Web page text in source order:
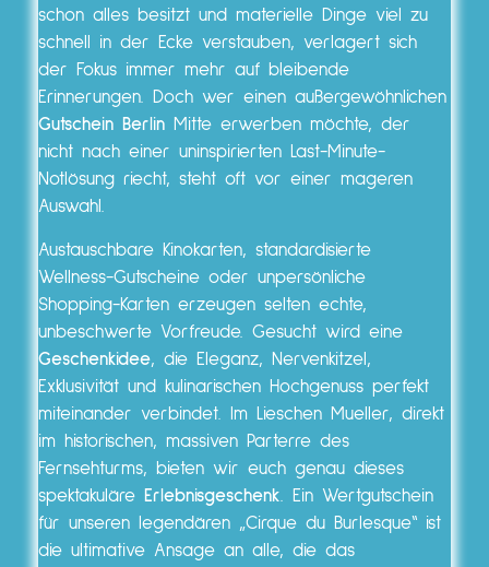
schon alles besitzt und materielle Dinge viel zu
schnell in der Ecke verstauben, verlagert sich
der Fokus immer mehr auf bleibende
Erinnerungen. Doch wer einen außergewöhnlichen
Gutschein Berlin Mitte erwerben möchte, der
nicht nach einer uninspirierten Last-Minute-
Notlösung riecht, steht oft vor einer mageren
Auswahl.
Austauschbare Kinokarten, standardisierte
Wellness-Gutscheine oder unpersönliche
Shopping-Karten erzeugen selten echte,
unbeschwerte Vorfreude. Gesucht wird eine
Geschenkidee, die Eleganz, Nervenkitzel,
Exklusivität und kulinarischen Hochgenuss perfekt
miteinander verbindet. Im Lieschen Mueller, direkt
im historischen, massiven Parterre des
Fernsehturms, bieten wir euch genau dieses
spektakuläre Erlebnisgeschenk. Ein Wertgutschein
für unseren legendären „Cirque du Burlesque“ ist
die ultimative Ansage an alle, die das